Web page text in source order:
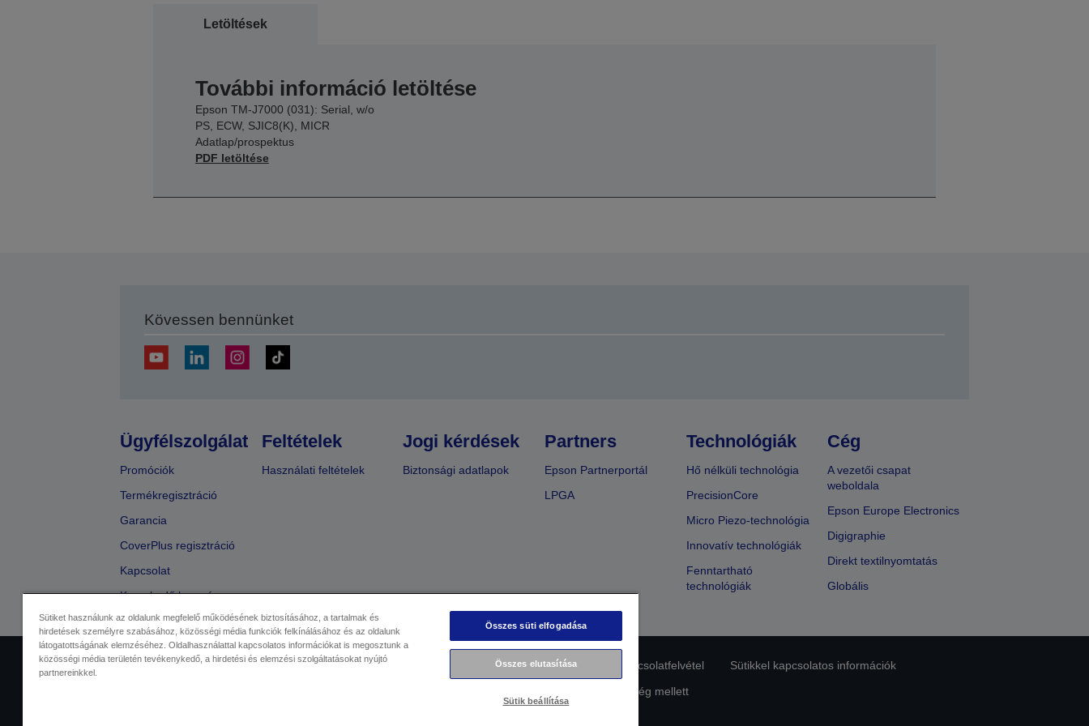
Letöltések
További információ letöltése
Epson TM-J7000 (031): Serial, w/o
PS, ECW, SJIC8(K), MICR
Adatlap/prospektus
PDF letöltése
Kövessen bennünket
Ügyfélszolgálat
Promóciók
Termékregisztráció
Garancia
CoverPlus regisztráció
Kapcsolat
Kereskedő keresése
Feltételek
Használati feltételek
Jogi kérdések
Biztonsági adatlapok
Partners
Epson Partnerportál
LPGA
Technológiák
Hő nélküli technológia
PrecisionCore
Micro Piezo-technológia
Innovatív technológiák
Fenntartható
technológiák
Cég
A vezetői csapat
weboldala
Epson Europe Electronics
Digigraphie
Direkt textilnyomtatás
Globális
Kereskedelmi központ Adatvédelmi nyilatkozat EU Data Act Compliance Kapcsolatfelvétel
Sütikkel kapcsolatos információk
Az Epson elkötelezettsége az akadálymentesség mellett
Sütiket használunk az oldalunk megfelelő működésének biztosításához, a tartalmak és
hirdetések személyre szabásához, közösségi média funkciók felkínálásához és az oldalunk
látogatottságának elemzéséhez. Oldalhasználattal kapcsolatos információkat is megosztunk a
közösségi média területén tevékenykedő, a hirdetési és elemzési szolgáltatásokat nyújtó
partnereinkkel.
Összes süti elfogadása
Összes elutasítása
Sütik beállítása